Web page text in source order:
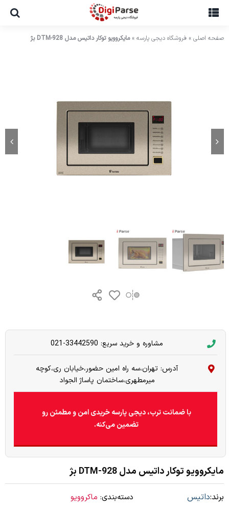
صفحه اصلی » فروشگاه دیجی پارسه »مایکروویو توکار داتیس مدل DTM-928 بژ
مشاوره و خرید سریع: 33442590-021
آدرس: تهران،سه راه امین حضور،خیابان ری،کوچه
میرمطهری،ساختمان پاساژ الجواد
با ضمانت ترب، دیجی پارسه خریدی امن و مطمئن رو
تضمین می‌کنه.
مایکروویو توکار داتیس مدل DTM-928 بژ
برند:داتیس دسته‌بندی: ماکروویو